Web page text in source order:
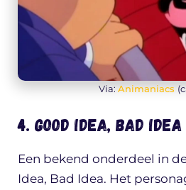
Via: Animaniacs
4. Good Idea, Bad Idea
Een bekend onderdeel in
Idea, Bad Idea. Het